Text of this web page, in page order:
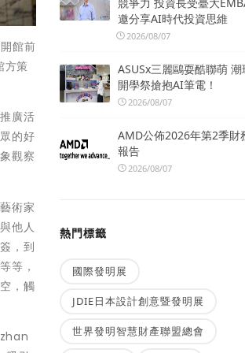
館前
方策
廣活
的好
觀察
術家
他人
，到
等，
，觸
邀分享AI時代投資思維
2026/08/07
ASUSx三麗鷗耍酷聯萌 潮
開學祭搶抱AI筆電！
2026/08/07
AMD公佈2026年第2季財
報告
2026/08/07
熱門標籤
國際發明展
JDIE日本設計創意暨發明展
世界發明智慧財產聯盟總會